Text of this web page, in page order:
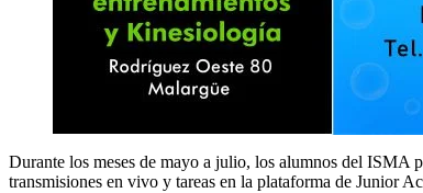
Durante los meses de mayo a julio, los alumnos del ISMA
transmisiones en vivo y tareas en la plataforma de Junior